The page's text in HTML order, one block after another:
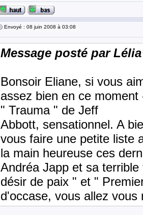
Envoyé : 08 juin 2008 à 03:08
Message posté par Lélia
Bonsoir Eliane, si vous
assez bien en ce
" Trauma " de Jeff
Abbott, sensationnel. A
vous faire une petite liste
la main heureuse ces
Andréa Japp et sa
désir de paix " et "
d'occase, vous allez vous